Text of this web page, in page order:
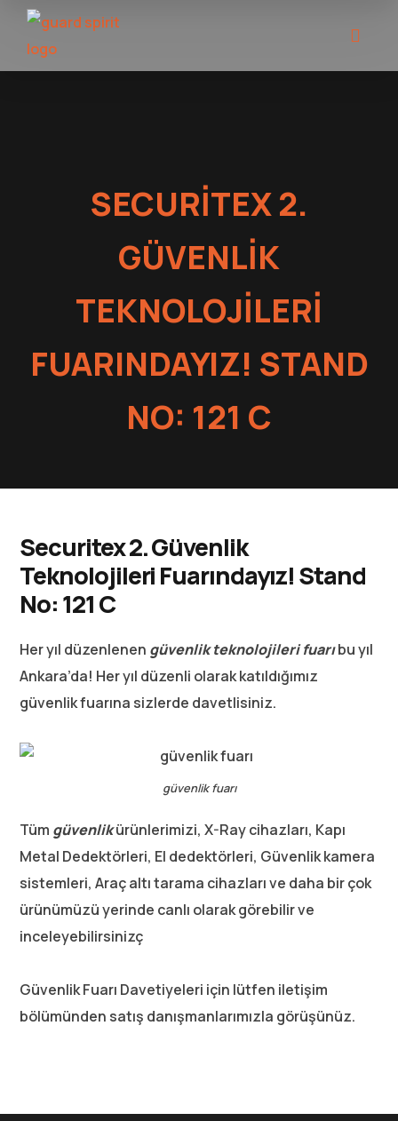
SECURITEX 2.
GÜVENLIK
TEKNOLOJILERI
FUARINDAYIZ! STAND
NO: 121 C
Securitex 2. Güvenlik
Teknolojileri Fuarındayız! Stand
No: 121 C
Her yıl düzenlenen güvenlik teknolojileri fuarıbu yıl
Ankara’da! Her yıl düzenli olarak katıldığımız
güvenlik fuarına sizlerde davetlisiniz.
güvenlik fuarı
Tüm güvenlikürünlerimizi, X-Ray cihazları, Kapı
Metal Dedektörleri, El dedektörleri, Güvenlik kamera
sistemleri, Araç altı tarama cihazları ve daha bir çok
ürünümüzü yerinde canlı olarak görebilir ve
inceleyebilirsinizç
Güvenlik Fuarı Davetiyeleri için lütfen iletişim
bölümünden satış danışmanlarımızla görüşünüz.